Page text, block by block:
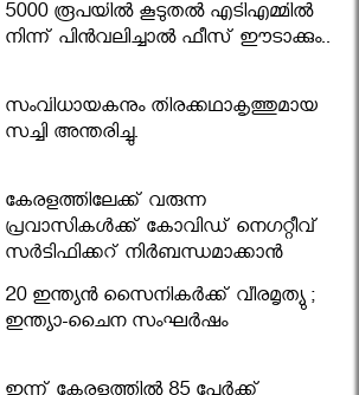
5000 രൂപയിൽ കൂടുതൽ എടിഎമ്മിൽ
നിന്ന് പിൻവലിച്ചാൽ ഫീസ് ഈടാക്കും..
സംവിധായകനും തിരക്കഥാകൃത്തുമായ
സച്ചി അന്തരിച്ചു.
കേരളത്തിലേക്ക് വരുന്ന
പ്രവാസികള്‍ക്ക് കോവിഡ് നെഗറ്റീവ്
സര്‍ട്ടിഫിക്കറ്റ് നിർബന്ധമാക്കാൻ
മന്ത്രിസഭ
20 ഇന്ത്യൻ സൈനികർക്ക് വീരമൃത്യു ;
ഇന്ത്യാ-ചൈന സംഘർഷം